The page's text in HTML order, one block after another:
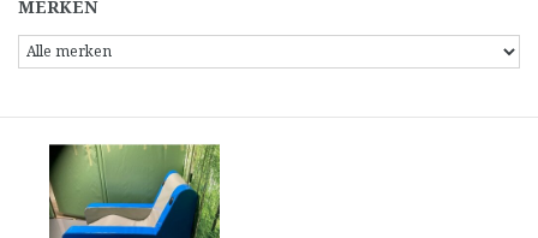
MERKEN